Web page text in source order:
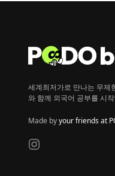
세계최저가로 만나는 무제
와 함께 외국어 공부를 시
Made byyour friends at